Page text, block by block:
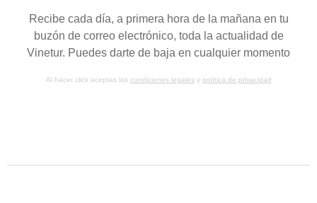
Recibe cada día, a primera hora de la mañana en tu
buzón de correo electrónico, toda la actualidad de
Vinetur. Puedes darte de baja en cualquier momento
Al hacer click aceptas las condiciones legalesy política de privacidad